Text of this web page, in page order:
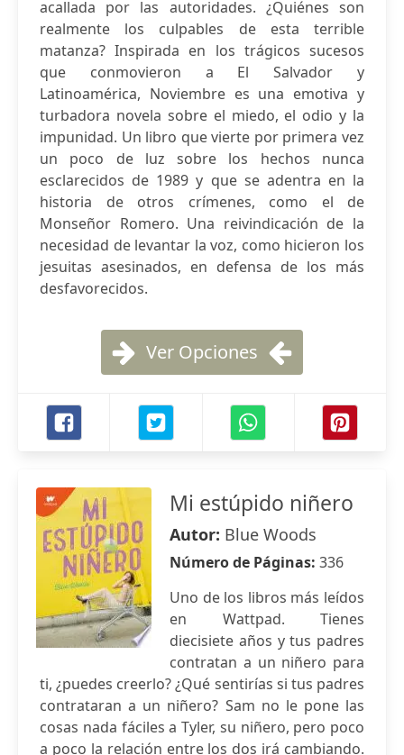
acallada por las autoridades. ¿Quiénes son
realmente los culpables de esta terrible
matanza? Inspirada en los trágicos sucesos
que conmovieron a El Salvador y
Latinoamérica, Noviembre es una emotiva y
turbadora novela sobre el miedo, el odio y la
impunidad. Un libro que vierte por primera vez
un poco de luz sobre los hechos nunca
esclarecidos de 1989 y que se adentra en la
historia de otros crímenes, como el de
Monseñor Romero. Una reivindicación de la
necesidad de levantar la voz, como hicieron los
jesuitas asesinados, en defensa de los más
desfavorecidos.
Ver Opciones
Mi estúpido niñero
Autor: Blue Woods
Número de Páginas: 336
Uno de los libros más leídos
en Wattpad. Tienes
diecisiete años y tus padres
contratan a un niñero para
ti, ¿puedes creerlo? ¿Qué sentirías si tus padres
contrataran a un niñero? Sam no le pone las
cosas nada fáciles a Tyler, su niñero, pero poco
a poco la relación entre los dos irá cambiando.